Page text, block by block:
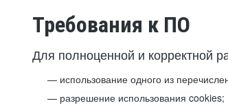
Требования к ПО
Для полноценной и корректной
использование одного из
разрешение использования cookies;